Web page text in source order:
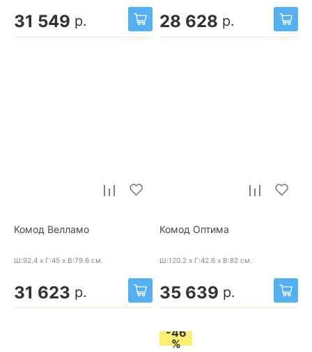
31 549 р. 28 628 р.
Комод Велламо
Ш:92.4 x Г:45 x В:79.6 см.
31 623 р.
Комод Оптима
Ш:120.2 x Г:42.6 x В:82 см.
35 639 р.
-46
%